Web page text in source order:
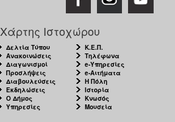
Χάρτης Ιστοχώρου
Δελτία Τύπου
Ανακοινώσεις
Διαγωνισμοί
Προσλήψεις
Διαβουλεύσεις
Εκδηλώσεις
Ο Δήμος
Υπηρεσίες
Κ.Ε.Π.
Τηλέφωνα
e-Υπηρεσίες
e-Αιτήματα
Η Πόλη
Ιστορία
Κνωσός
Μουσεία